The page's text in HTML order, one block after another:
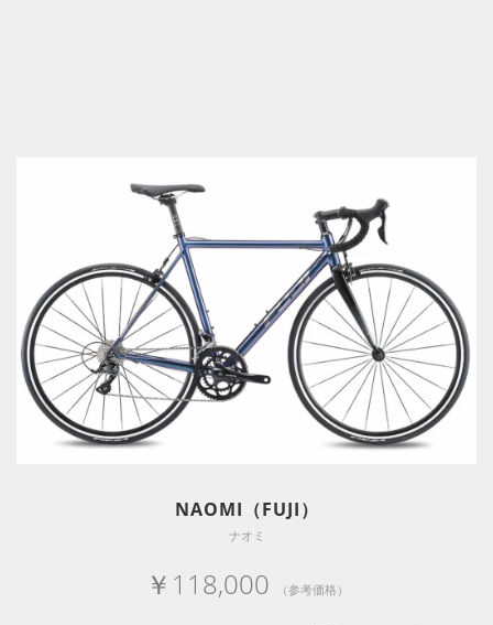
NAOMI（FUJI）
ナオミ
￥118,000 （参考価格）